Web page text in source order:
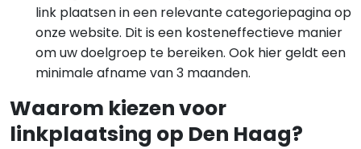
link plaatsen in een relevante categoriepagina op
onze website. Dit is een kosteneffectieve manier
om uw doelgroep te bereiken. Ook hier geldt een
minimale afname van 3 maanden.
Waarom kiezen voor
linkplaatsing op Den Haag?